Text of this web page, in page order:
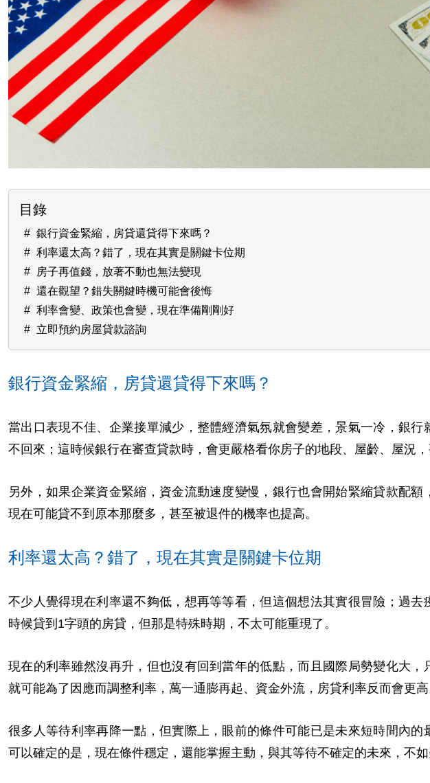
目錄
銀行資金緊縮，房貸還貸得下來嗎？
利率還太高？錯了，現在其實是關鍵卡位期
房子再值錢，放著不動也無法變現
還在觀望？錯失關鍵時機可能會後悔
利率會變、政策也會變，現在準備剛剛好
立即預約房屋貸款諮詢
銀行資金緊縮，房貸還貸得下來嗎？
當出口表現不佳、企業接單減少，整體經濟氣氛就會變差，景氣一冷，銀
不回來；這時候銀行在審查貸款時，會更嚴格看你房子的地段、屋齡、屋況
另外，如果企業資金緊縮，資金流動速度變慢，銀行也會開始緊縮貸款配額
現在可能貸不到原本那麼多，甚至被退件的機率也提高。
利率還太高？錯了，現在其實是關鍵卡位期
不少人覺得現在利率還不夠低，想再等等看，但這個想法其實很冒險；過
時候貸到1字頭的房貸，但那是特殊時期，不太可能重現了。
現在的利率雖然沒再升，但也沒有回到當年的低點，而且國際局勢變化大
就可能為了因應而調整利率，萬一通膨再起、資金外流，房貸利率反而會更高
很多人等待利率再降一點，但實際上，眼前的條件可能已是未來短時間內
可以確定的是，現在條件穩定，還能掌握主動，與其等待不確定的未來，不如